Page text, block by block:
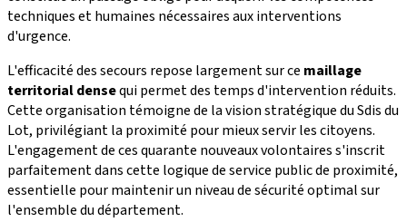
techniques et humaines nécessaires aux interventions
d'urgence.
L'efficacité des secours repose largement sur ce maillage
territorial densequi permet des temps d'intervention réduits.
Cette organisation témoigne de la vision stratégique du Sdis du
Lot, privilégiant la proximité pour mieux servir les citoyens.
L'engagement de ces quarante nouveaux volontaires s'inscrit
parfaitement dans cette logique de service public de proximité,
essentielle pour maintenir un niveau de sécurité optimal sur
l'ensemble du département.